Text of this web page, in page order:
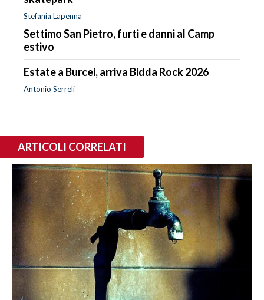
Stefania Lapenna
Settimo San Pietro, furti e danni al Camp
estivo
Estate a Burcei, arriva Bidda Rock 2026
Antonio Serreli
ARTICOLI CORRELATI